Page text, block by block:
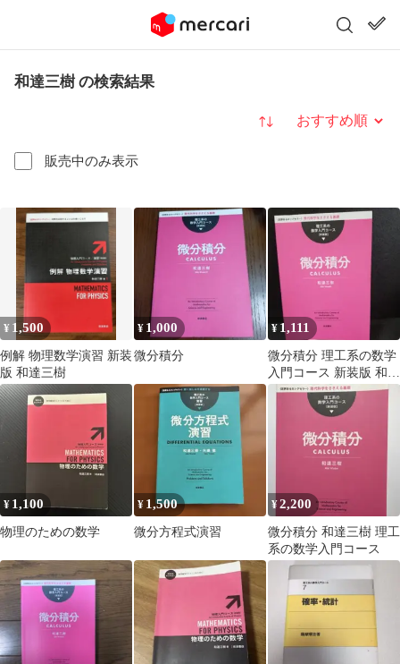
和達三樹 の検索結果
販売中のみ表示
並び替え
¥ 1,500
例解 物理数学演習 新装
版 和達三樹
¥ 1,000
微分積分
¥ 1,111
微分積分 理工系の数学
入門コース 新装版 和達
三樹 CALCULUS
¥ 1,100
物理のための数学
¥ 1,500
微分方程式演習
¥2,200
微分積分 和達三樹 理工
系の数学入門コース